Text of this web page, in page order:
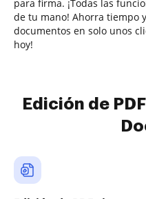
para firma. ¡Todas las
de tu mano! Ahorra tiempo
documentos en solo unos
hoy!
Edición de